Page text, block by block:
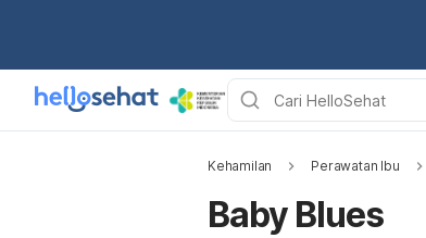
Kehamilan Perawatan Ibu
Baby Blues